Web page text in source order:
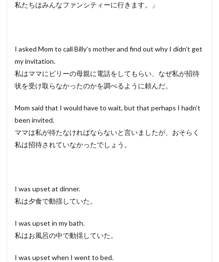
私たちはみんなファンシティーに行きます。」
I asked Mom to call Billy’s mother and find out why I didn’t get
my invitation.
私はママにビリーの母親に電話をしてもらい、なぜ私が招待
状を受け取らなかったのかを調べるように頼んだ。
Mom said that I would have to wait, but that perhaps I hadn’t
been invited.
ママは私が待たなければならないと言いましたが、おそらく
私は招待されていなかったでしょう。
I was upset at dinner.
私は夕食で動揺していた。
I was upset in my bath.
私はお風呂の中で動揺していた。
I was upset when I went to bed.